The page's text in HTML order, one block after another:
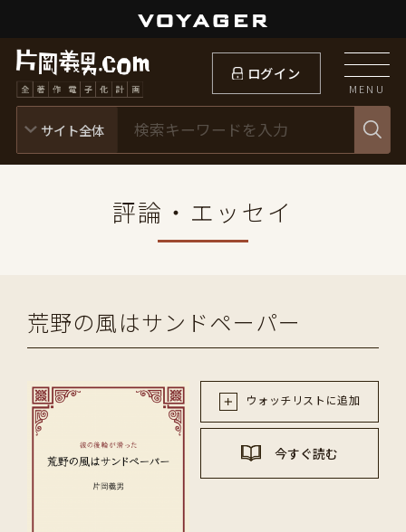
ログイン
MENU
評論・エッセイ
荒野の風はサンドペーパー
ウォッチリストに追加
今すぐ読む